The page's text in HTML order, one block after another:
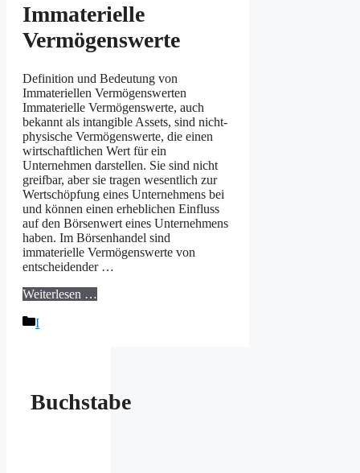
Immaterielle
Vermögenswerte
Definition und Bedeutung von
Immateriellen Vermögenswerten
Immaterielle Vermögenswerte, auch
bekannt als intangible Assets, sind nicht-
physische Vermögenswerte, die einen
wirtschaftlichen Wert für ein
Unternehmen darstellen. Sie sind nicht
greifbar, aber sie tragen wesentlich zur
Wertschöpfung eines Unternehmens bei
und können einen erheblichen Einfluss
auf den Börsenwert eines Unternehmens
haben. Im Börsenhandel sind
immaterielle Vermögenswerte von
entscheidender …
Weiterlesen …
Kategorien
I
Buchstabe